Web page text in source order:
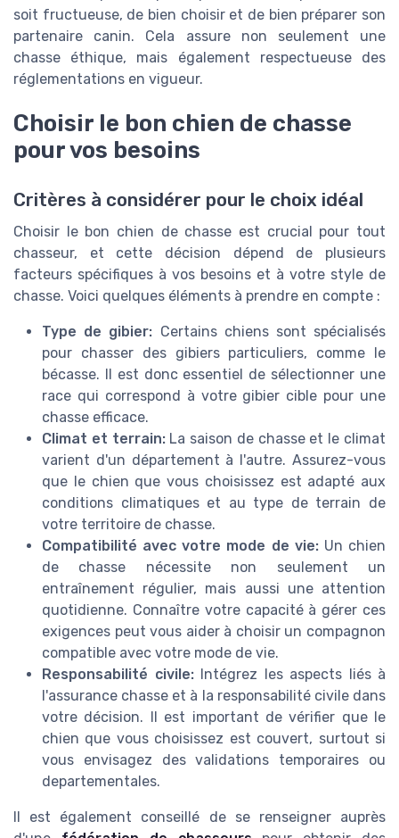
soit fructueuse, de bien choisir et de bien préparer son
partenaire canin. Cela assure non seulement une
chasse éthique, mais également respectueuse des
réglementations en vigueur.
Choisir le bon chien de chasse
pour vos besoins
Critères à considérer pour le choix idéal
Choisir le bon chien de chasse est crucial pour tout
chasseur, et cette décision dépend de plusieurs
facteurs spécifiques à vos besoins et à votre style de
chasse. Voici quelques éléments à prendre en compte :
Type de gibier: Certains chiens sont spécialisés
pour chasser des gibiers particuliers, comme le
bécasse. Il est donc essentiel de sélectionner une
race qui correspond à votre gibier cible pour une
chasse efficace.
Climat et terrain:La saison de chasse et le climat
varient d'un département à l'autre. Assurez-vous
que le chien que vous choisissez est adapté aux
conditions climatiques et au type de terrain de
votre territoire de chasse.
Compatibilité avec votre mode de vie:Un chien
de chasse nécessite non seulement un
entraînement régulier, mais aussi une attention
quotidienne. Connaître votre capacité à gérer ces
exigences peut vous aider à choisir un compagnon
compatible avec votre mode de vie.
Responsabilité civile:Intégrez les aspects liés à
l'assurance chasse et à la responsabilité civile dans
votre décision. Il est important de vérifier que le
chien que vous choisissez est couvert, surtout si
vous envisagez des validations temporaires ou
departementales.
Il est également conseillé de se renseigner auprès